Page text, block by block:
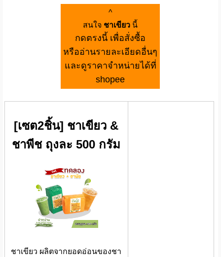
^
สนใจ ชาเขียว นี้
กดตรงนี้ เพื่อสั่งซื้อ
หรืออ่านรายละเอียดอื่นๆ
และดูราคาจำหน่ายได้ที่
shopee
[เซต2ชิ้น] ชาเขียว &
ชาพีช ถุงละ 500 กรัม
ชาเขียว ผลิตจากยอดอ่อนของชา